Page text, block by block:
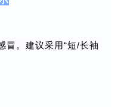
冒。建议采用“短/长袖